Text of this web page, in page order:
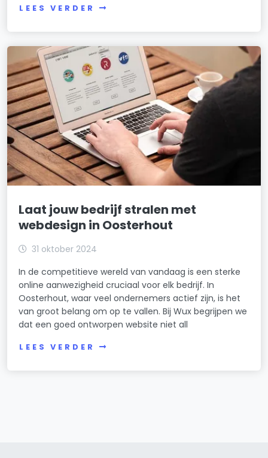
LEES VERDER
Laat jouw bedrijf stralen met
webdesign in Oosterhout
31 oktober 2024
In de competitieve wereld van vandaag is een sterke
online aanwezigheid cruciaal voor elk bedrijf. In
Oosterhout, waar veel ondernemers actief zijn, is het
van groot belang om op te vallen. Bij Wux begrijpen we
dat een goed ontworpen website niet all
LEES VERDER